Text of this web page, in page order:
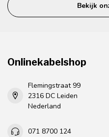
Bekijk
Onlinekabelshop
Flemingstraat 99
2316 DC Leiden
Nederland
071 8700 124